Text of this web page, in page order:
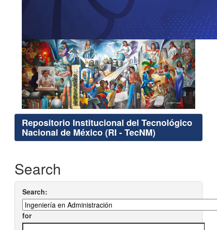
Repositorio Institucional del Tecnológico
Nacional de México (RI - TecNM)
Search
Search:
for